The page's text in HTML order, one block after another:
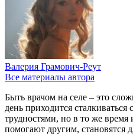
Валерия Грамович-Реут
Все материалы автора
Быть врачом на селе – это
день приходится
трудностями, но в то же
помогают другим, становятся